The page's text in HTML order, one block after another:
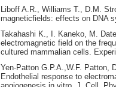
Liboff A.R., Williams T., D.M.
magneticfields: effects on DNA
Takahashi K., I. Kaneko, M.
electromagnetic field on the
cultured mammalian cells.
Yen-Patton G.P.A.,W.F. Patton,
Endothelial response to